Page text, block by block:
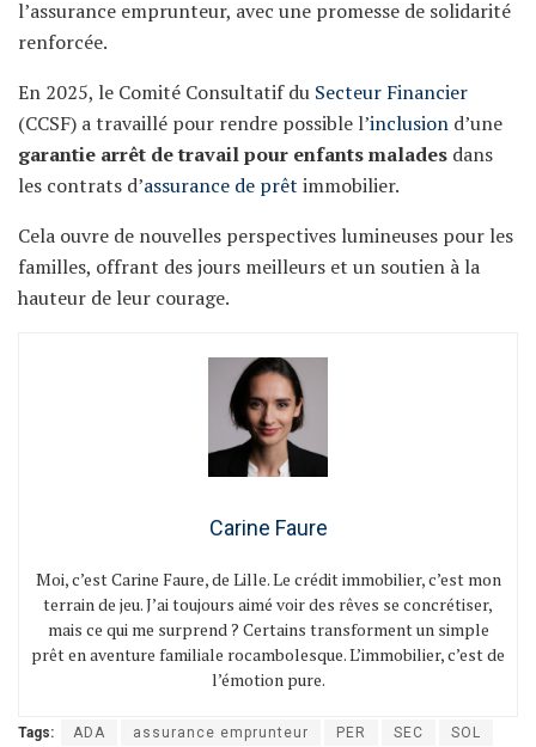
l’assurance emprunteur, avec une promesse de solidarité
renforcée.
En 2025, le Comité Consultatif du Secteur Financier
(CCSF) a travaillé pour rendre possible l’inclusion d’une
garantie arrêt de travail pour enfants malades dans
les contrats d’assurance de prêt immobilier.
Cela ouvre de nouvelles perspectives lumineuses pour les
familles, offrant des jours meilleurs et un soutien à la
hauteur de leur courage.
Carine Faure
Moi, c’est Carine Faure, de Lille. Le crédit immobilier, c’est mon
terrain de jeu. J’ai toujours aimé voir des rêves se concrétiser,
mais ce qui me surprend ? Certains transforment un simple
prêt en aventure familiale rocambolesque. L’immobilier, c’est de
l’émotion pure.
Tags: ADA assurance emprunteur PER SEC SOL